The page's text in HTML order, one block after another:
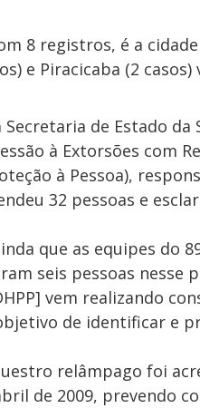
8 registros, é a
e Piracicaba (2 casos)
de Estado da
à Extorsões com
à Pessoa),
32 pessoas e
que as equipes do
seis pessoas nesse
vem realizando
de identificar e
relâmpago foi
de 2009, prevendo